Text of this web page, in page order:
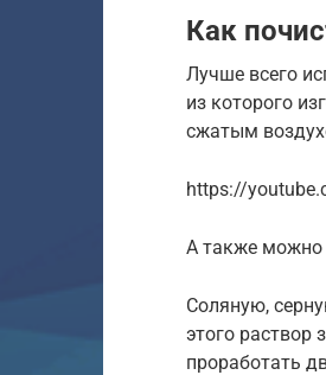
Как
Лучше всего
из которого
сжатым
https://
А также можно
Соляную,
этого раствор
проработать